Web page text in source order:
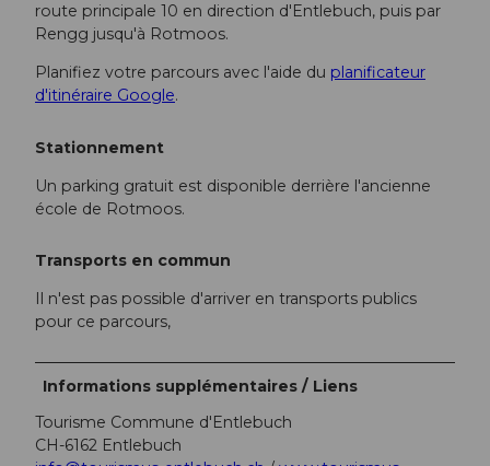
route principale 10 en direction d'Entlebuch, puis par
Rengg jusqu'à Rotmoos.
Planifiez votre parcours avec l'aide du planificateur
d'itinéraire Google.
Stationnement
Un parking gratuit est disponible derrière l'ancienne
école de Rotmoos.
Transports en commun
Il n'est pas possible d'arriver en transports publics
pour ce parcours,
Informations supplémentaires / Liens
Tourisme Commune d'Entlebuch
CH-6162 Entlebuch